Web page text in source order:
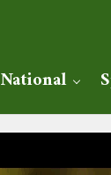
National